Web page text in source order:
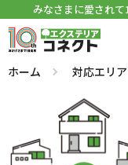
みなさまに愛されて
ホーム 対応エリア